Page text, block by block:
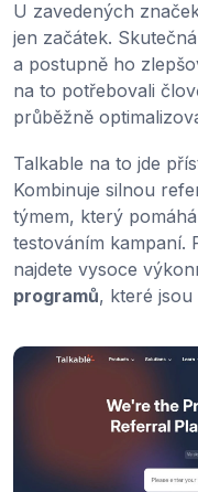
U zavedených
jen začátek.
a postupně ho
na to potřebovali
průběžně
Talkable na to jde
Kombinuje silnou
týmem, který
testováním kampaní.
najdete vysoce
programů, které